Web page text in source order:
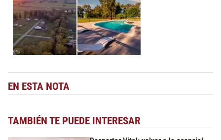
EN ESTA NOTA
TAMBIÉN TE PUEDE INTERESAR